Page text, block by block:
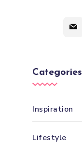
Categories
Inspiration
Lifestyle